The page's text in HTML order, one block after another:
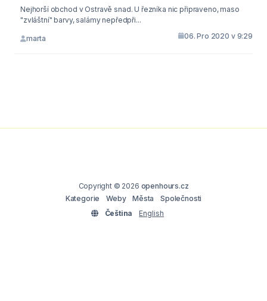
Nejhorší obchod v Ostravě snad. U řezníka nic připraveno, maso
"zvláštní" barvy, salámy nepředpři...
marta 06. Pro 2020 v 9:29
Copyright © 2026 openhours.cz
Kategorie
Weby Města
Společnosti
Čeština
English